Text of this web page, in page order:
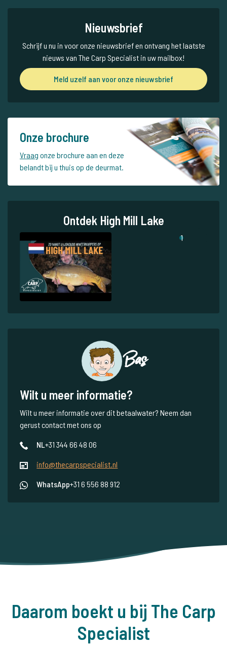
Nieuwsbrief
Schrijf u nu in voor onze nieuwsbrief en ontvang het laatste
nieuws van The Carp Specialist in uw mailbox!
Meld uzelf aan voor onze nieuwsbrief
Onze brochure
Vraag onze brochure aan en deze
belandt bij u thuis op de deurmat.
Ontdek High Mill Lake
1
Bas
Wilt u meer informatie?
Wilt u meer informatie over dit betaalwater? Neem dan
gerust contact met ons op
NL+31 344 66 48 06
info@thecarpspecialist.nl
WhatsApp+31 6 556 88 912
Daarom boekt u bij The Carp
Specialist